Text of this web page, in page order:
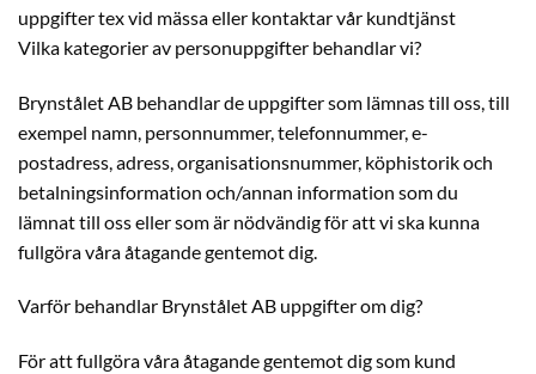
uppgifter tex vid mässa eller kontaktar vår kundtjänst
Vilka kategorier av personuppgifter behandlar vi?
Brynstålet AB behandlar de uppgifter som lämnas till oss, till
exempel namn, personnummer, telefonnummer, e-
postadress, adress, organisationsnummer, köphistorik och
betalningsinformation och/annan information som du
lämnat till oss eller som är nödvändig för att vi ska kunna
fullgöra våra åtagande gentemot dig.
Varför behandlar Brynstålet AB uppgifter om dig?
För att fullgöra våra åtagande gentemot dig som kund